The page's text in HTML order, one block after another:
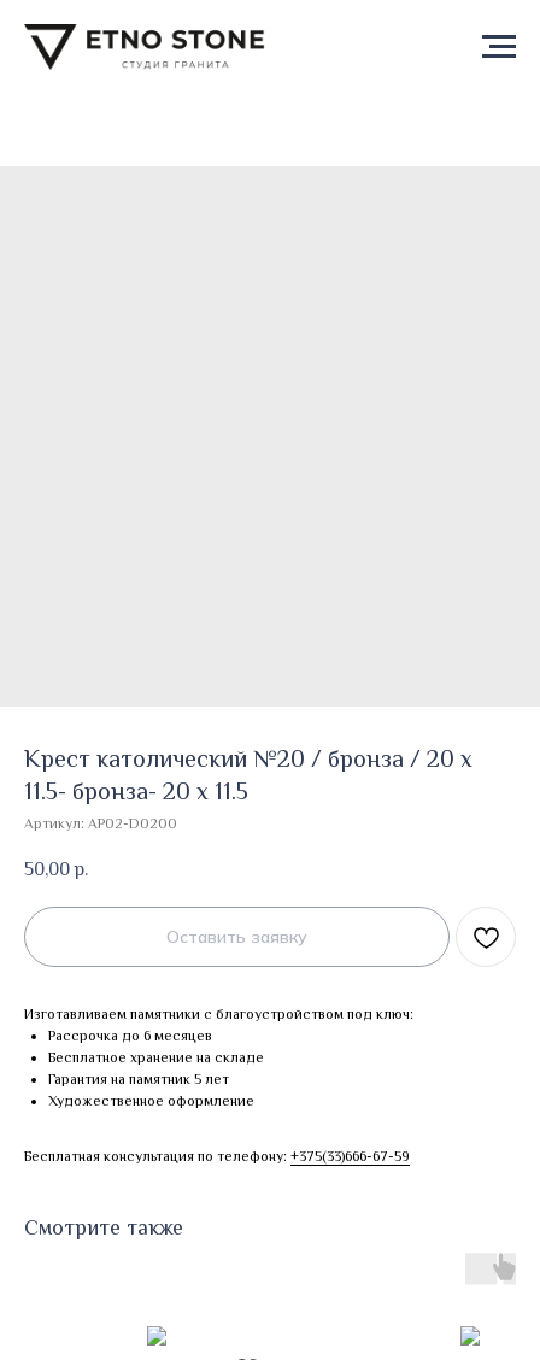
Крест католический №20 / бронза / 20 х
11.5- бронза- 20 х 11.5
Артикул: AP02-D0200
50,00 р.
Оставить заявку
Изготавливаем памятники с благоустройством под ключ:
Рассрочка до 6 месяцев
Бесплатное хранение на складе
Гарантия на памятник 5 лет
Художественное оформление
Бесплатная консультация по телефону: +375(33)666-67-59
Смотрите также